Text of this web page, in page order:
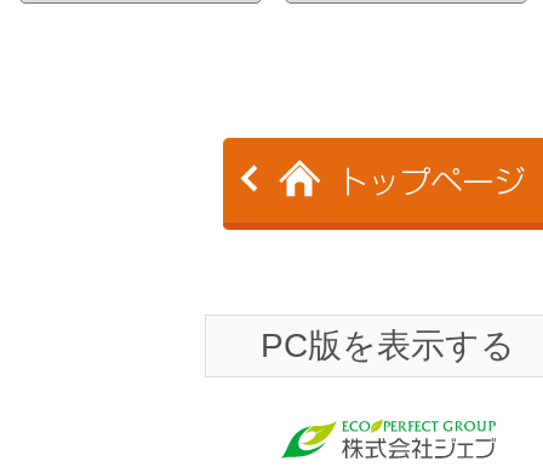
PC版を表示する